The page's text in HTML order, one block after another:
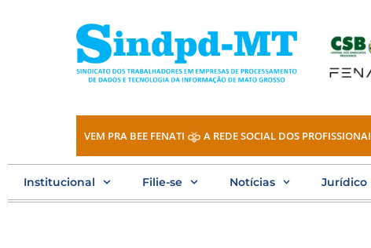
VEM PRA BEE FENATI A REDE SOCIAL DOS
Institucional Filie-se Notícias Jurídico